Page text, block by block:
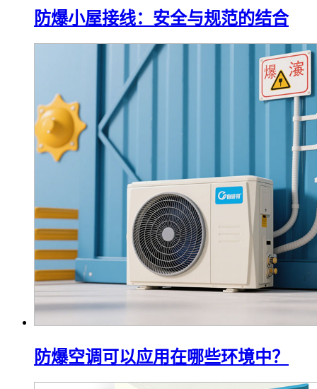
防爆小屋接线：安全与规范的结合
防爆空调可以应用在哪些环境中？